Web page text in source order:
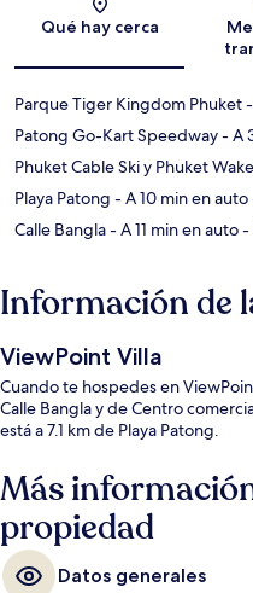
Qué hay cerca
Parque Tiger Kingdom Phuket
Patong Go-Kart Speedway- A
Phuket Cable Ski y Phuket
Playa Patong - A 10 min en auto
Calle Bangla- A 11 min en auto-
Información de
ViewPoint Villa
Cuando te hospedes en
Calle Bangla y de Centro
está a 7.1 km de Playa Patong.
Más
propiedad
Datos generales